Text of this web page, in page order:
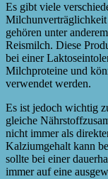
Es gibt viele
gehören unter
Reismilch. Diese
bei einer
Milchproteine und
verwendet werden.
Es ist jedoch wichtig
gleiche
nicht immer als
Kalziumgehalt kann
sollte bei einer
immer auf eine